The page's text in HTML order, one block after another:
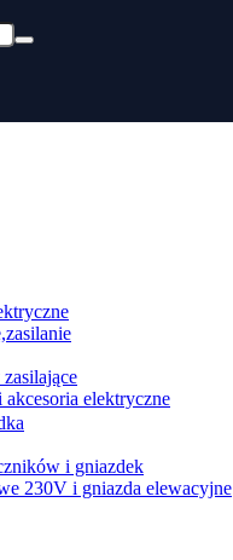
elektryczne
i gniazdek
230V i gniazda elewacyjne